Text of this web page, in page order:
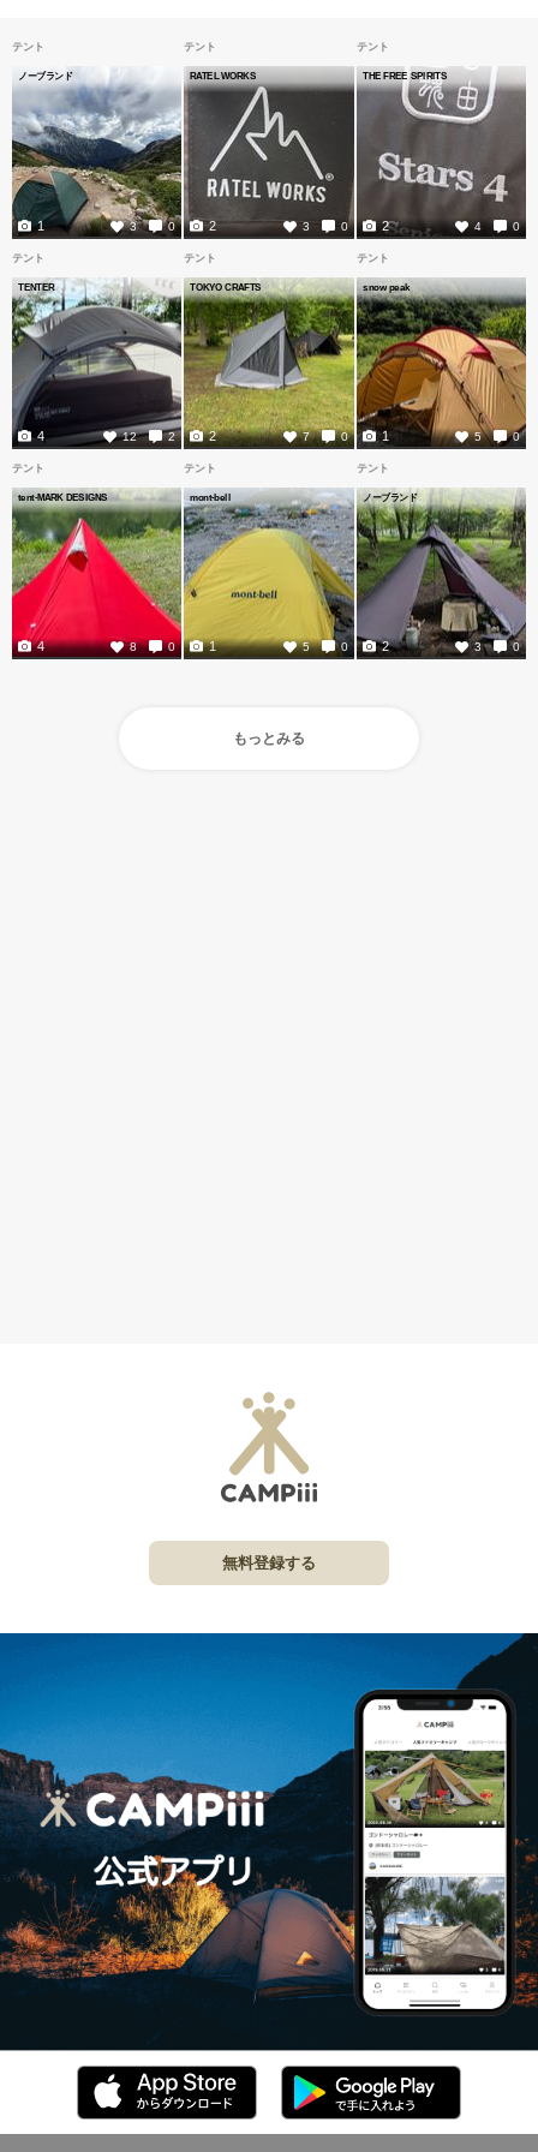
テント
ノーブランド
3 0
1
テント
RATEL WORKS
3 0
2
テント
THE FREE SPIRITS
4 0
2
テント
TENTER
12 2
4
テント
TOKYO CRAFTS
7 0
2
テント
snow peak
5 0
1
テント
tent-MARK DESIGNS
8 0
4
テント
mont-bell
5 0
1
テント
ノーブランド
3 0
2
もっとみる
無料登録する